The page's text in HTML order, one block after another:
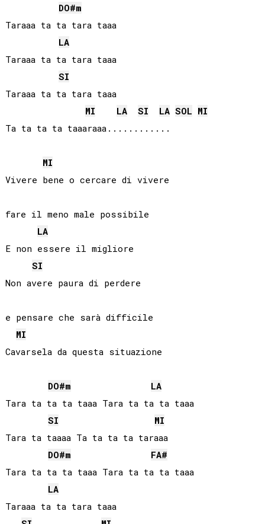
DO#m
Taraaa ta ta tara taaa
LA
Taraaa ta ta tara taaa
SI
Taraaa ta ta tara taaa
MI
LA SI LA SOL MI
Ta ta ta ta taaaraaa............
MI
Vivere bene o cercare di vivere
fare il meno male possibile
LA
E non essere il migliore
SI
Non avere paura di perdere
e pensare che sarà difficile
MI
Cavarsela da questa situazione
DO#m
LA
Tara ta ta ta taaa Tara ta ta ta taaa
SI
MI
Tara ta taaaa Ta ta ta ta taraaa
DO#m
FA#
Tara ta ta ta taaa Tara ta ta ta taaa
LA
Taraaa ta ta tara taaa